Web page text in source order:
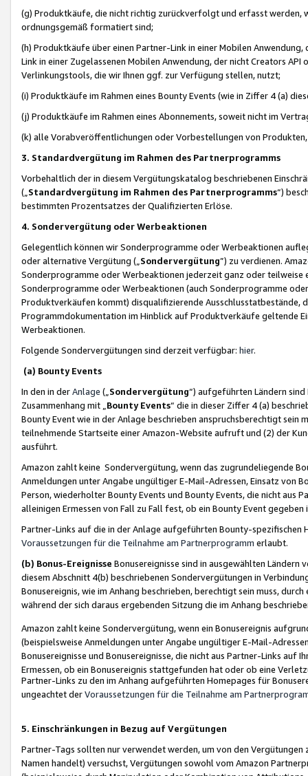
(g) Produktkäufe, die nicht richtig zurückverfolgt und erfasst werden,
ordnungsgemäß formatiert sind;
(h) Produktkäufe über einen Partner-Link in einer Mobilen
Link in einer Zugelassenen Mobilen Anwendung, der nicht Creators
Verlinkungstools, die wir Ihnen ggf. zur Verfügung stellen, nutzt;
(i) Produktkäufe im Rahmen eines Bounty Events (wie in Ziffer 4 (a)
(j) Produktkäufe im Rahmen eines Abonnements, soweit nicht im
(k) alle Vorabveröffentlichungen oder Vorbestellungen von
3. Standardvergütung im Rahmen des Partnerprogramms
Vorbehaltlich der in diesem Vergütungskatalog beschriebenen
(„ Standardvergütung im Rahmen des Partnerprogramms“)
bestimmten Prozentsatzes der Qualifizierten Erlöse.
4. Sondervergütung oder Werbeaktionen
Gelegentlich können wir Sonderprogramme oder Werbeaktionen
oder alternative Vergütung („ Sondervergütung”) zu verdienen.
Sonderprogramme oder Werbeaktionen jederzeit ganz oder
Sonderprogramme oder Werbeaktionen (auch Sonderprogramme
Produktverkäufen kommt) disqualifizierende Ausschlusstatbestände,
Programmdokumentation im Hinblick auf Produktverkäufe geltende
Werbeaktionen.
Folgende Sondervergütungen sind derzeit verfügbar: hier.
(a) Bounty Events
In den in derAnlage („ Sondervergütung“) aufgeführten Ländern
Zusammenhang mit „ Bounty Events“ die in dieser Ziffer 4 (a)
Bounty Event wie in der Anlage beschrieben anspruchsberechtigt sein
teilnehmende Startseite einer Amazon-Website aufruft und (2) der
ausführt.
Amazon zahlt keine Sondervergütung, wenn das zugrundeliegende
Anmeldungen unter Angabe ungültiger E-Mail-Adressen, Einsatz von
Person, wiederholter Bounty Events und Bounty Events, die nicht
alleinigen Ermessen von Fall zu Fall fest, ob ein Bounty Event
Partner-Links auf die in der Anlage aufgeführten Bounty-spezifischen
Voraussetzungen für die Teilnahme am Partnerprogramm erlaubt.
(b) Bonus-Ereignisse Bonusereignisse sind in ausgewählten Ländern
diesem Abschnitt 4(b) beschriebenen Sondervergütungen in
Bonusereignis, wie im Anhang beschrieben, berechtigt sein muss,
während der sich daraus ergebenden Sitzung die im Anhang
Amazon zahlt keine Sondervergütung, wenn ein Bonusereignis
(beispielsweise Anmeldungen unter Angabe ungültiger E-Mail-
Bonusereignisse und Bonusereignisse, die nicht aus Partner-Links auf
Ermessen, ob ein Bonusereignis stattgefunden hat oder ob eine
Partner-Links zu den im Anhang aufgeführten Homepages für
ungeachtet derVoraussetzungen für die Teilnahme am
5. Einschränkungen in Bezug auf Vergütungen
Partner-Tags sollten nur verwendet werden, um von den
Namen handelt) versuchst, Vergütungen sowohl vom Amazon